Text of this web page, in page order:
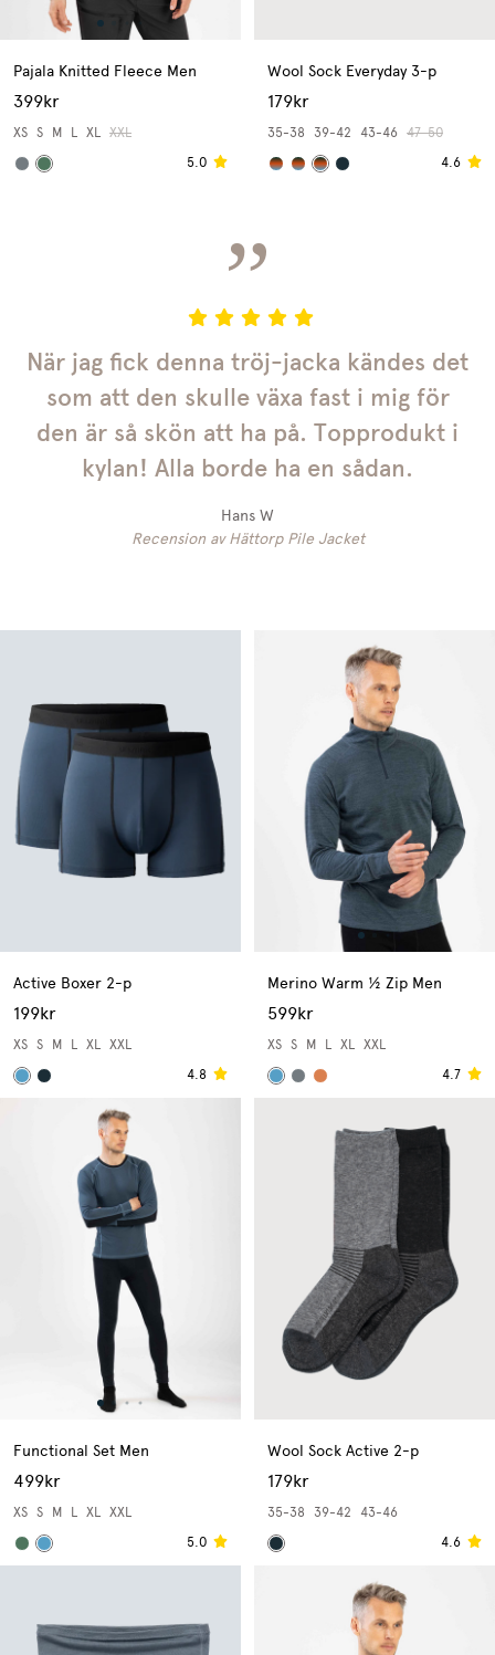
Pajala Knitted Fleece Men
399kr
XS S M L XL XXL
5.0
Wool Sock Everyday 3-p
179kr
35-38 39-42 43-46
47-50
4.6
”
När jag fick denna tröj-jacka kändes det
som att den skulle växa fast i mig för
den är så skön att ha på. Topprodukt i
kylan! Alla borde ha en sådan.
Hans W
Recension av Hättorp Pile Jacket
Active Boxer 2-p
199kr
XS S M L XL XXL
4.8
Merino Warm ½ Zip Men
599kr
XS S M L XL XXL
4.7
Functional Set Men
499kr
XS S M L XL
XXL
5.0
Wool Sock Active 2-p
179kr
35-38 39-42
43-46
4.6